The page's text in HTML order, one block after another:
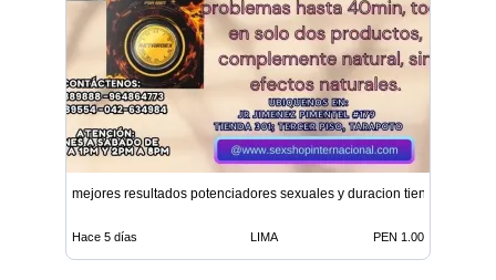
mejores resultados potenciadores sexuales y duracion tiendas
Hace 5 días LIMA PEN 1.00